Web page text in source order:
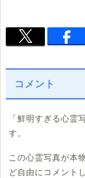
コメント
「鮮明すぎる心霊
す。
この心霊写真が本
ど自由にコメント